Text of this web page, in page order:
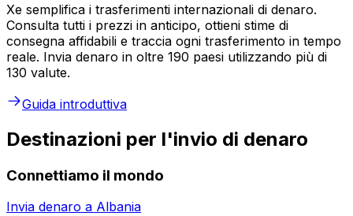
Xe semplifica i trasferimenti internazionali di denaro.
Consulta tutti i prezzi in anticipo, ottieni stime di
consegna affidabili e traccia ogni trasferimento in tempo
reale. Invia denaro in oltre 190 paesi utilizzando più di
130 valute.
Guida introduttiva
Destinazioni per l'invio di denaro
Connettiamo il mondo
Invia denaro a Albania